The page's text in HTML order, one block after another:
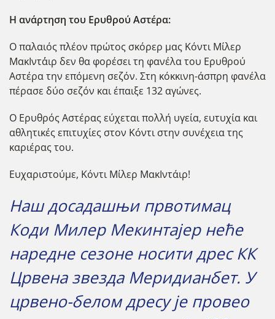
Η ανάρτηση του Ερυθρού Αστέρα:
Ο παλαιός πλέον πρώτος σκόρερ μας Κόντι Μίλερ
ΜακΙντ΄΄αιρ δεν θα φορέσει τη φανέλα του Ερυθρού
Αστέρα την επόμενη σεζόν. Στη κόκκινη-άσπρη φανέλα
πέρασε δύο σεζόν και έπαιξε 132 αγώνες.
Ο Ερυθρός Αστέρας εύχεται πολλή υγεία, ευτυχία και
αθλητικές επιτυχίες στον Κόντι στην συνέχεια της
καριέρας του.
Ευχαριστούμε, Κόντι Μίλερ ΜακΙντάιρ!
Наш досадашњи првотимац
Коди Милер Мекинтајер неће
наредне сезоне носити дрес КК
Црвена звезда Меридианбет. У
црвено-белом дресу је провео